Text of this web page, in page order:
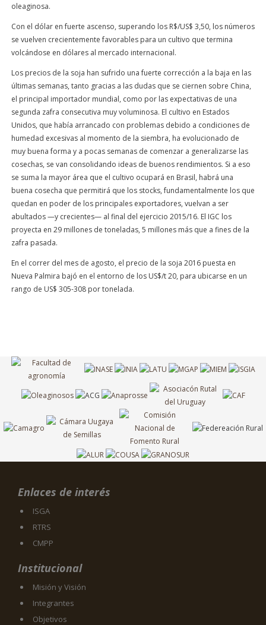
oleaginosa.
Con el dólar en fuerte ascenso, superando los R$/US$ 3,50, los números
se vuelven crecientemente favorables para un cultivo que termina
volcándose en dólares al mercado internacional.
Los precios de la soja han sufrido una fuerte corrección a la baja en las
últimas semanas, tanto gracias a las dudas que se ciernen sobre China,
el principal importador mundial, como por las expectativas de una
segunda zafra consecutiva muy voluminosa. El cultivo en Estados
Unidos, que había arrancado con problemas debido a condiciones de
humedad excesivas al momento de la siembra, ha evolucionado de
muy buena forma y a pocas semanas de comenzar a generalizarse las
cosechas, se van consolidando ideas de buenos rendimientos. Si a eso
se suma la mayor área que el cultivo ocupará en Brasil, habrá una
buena cosecha que permitirá que los stocks, fundamentalmente los que
quedan en poder de los principales exportadores, vuelvan a ser
abultados —y crecientes— al final del ejercicio 2015/16. El IGC los
proyecta en 29 millones de toneladas, 5 millones más que a fines de la
zafra pasada.
En el correr del mes de agosto, el precio de la soja 2016 puesta en
Nueva Palmira bajó en el entorno de los US$/t 20, para ubicarse en un
rango de US$ 305-308 por tonelada.
Enlaces de interés
ISGA
RTRS
CMPP
Institucional
Misión y Visión
Integrantes
Objetivos